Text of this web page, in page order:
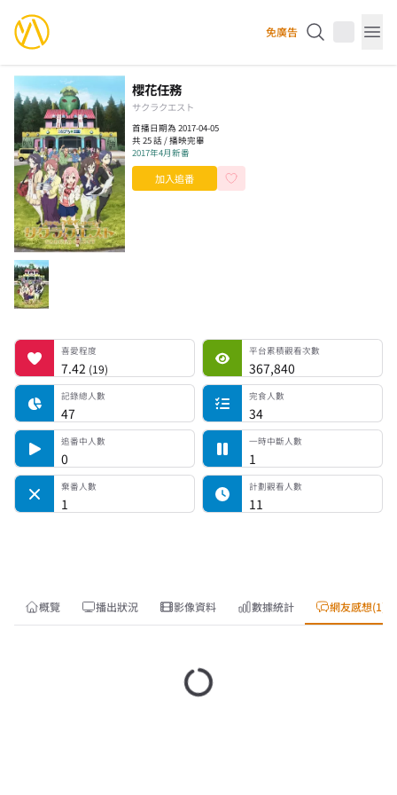
YourAnimes 你的動畫 免廣告
櫻花任務
サクラクエスト
首播日期為 2017-04-05
共 25 話 / 播映完畢
2017年4月新番
加入追番
喜愛程度喜愛程度
7.42 (19)
平台累積觀看次數 平台累積觀看次數
367,840
記錄總人數
記錄總人數
47
完食人數
完食人數
34
追番中人數
追番中人數
0
一時中斷人數
一時中斷人數
1
棄番人數
棄番人數
1
計劃觀看人數
計劃觀看人數
11
概覽 播出狀況 影像資料 數據統計 網友感想(1)